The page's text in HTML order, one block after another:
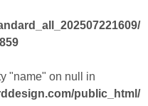
859
"name" on null in
public_html/